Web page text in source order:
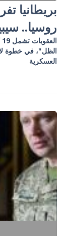
بريطانيا
روسيا..
الظل"، في خطوة
العسكرية